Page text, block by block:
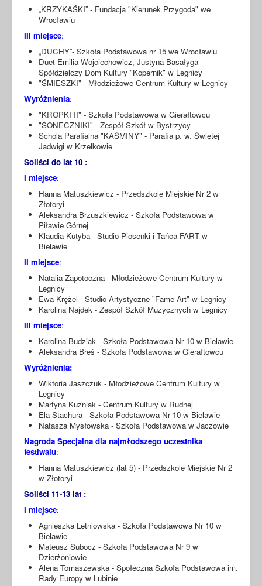
„KRZYKAŚKI” - Fundacja "Kierunek Przygoda" we
Wrocławiu
III miejsce:
„DUCHY”- Szkoła Podstawowa nr 15 we Wrocławiu
Duet Emilia Wojciechowicz, Justyna Basałyga -
Spółdzielczy Dom Kultury "Kopernik" w Legnicy
"ŚMIESZKI" - Młodzieżowe Centrum Kultury w Legnicy
Wyróżnienia:
"KROPKI II" - Szkoła Podstawowa w Gierałtowcu
"SONECZNIKI" - Zespół Szkół w Bystrzycy
Schola Parafialna "KAŚMINY" - Parafia p. w. Świętej
Jadwigi w Krzelkowie
Soliści do lat 10 :
I miejsce:
Hanna Matuszkiewicz - Przedszkole Miejskie Nr 2 w
Złotoryi
Aleksandra Brzuszkiewicz - Szkoła Podstawowa w
Piławie Górnej
Klaudia Kutyba - Studio Piosenki i Tańca FART w
Bielawie
II miejsce:
Natalia Zapotoczna - Młodzieżowe Centrum Kultury w
Legnicy
Ewa Krężel - Studio Artystyczne "Fame Art" w Legnicy
Karolina Najdek - Zespół Szkół Muzycznych w Legnicy
III miejsce:
Karolina Budziak - Szkoła Podstawowa Nr 10 w Bielawie
Aleksandra Breś - Szkoła Podstawowa w Gierałtowcu
Wyróżnienia:
Wiktoria Jaszczuk - Młodzieżowe Centrum Kultury w
Legnicy
Martyna Kuzniak - Centrum Kultury w Rudnej
Ela Stachura - Szkoła Podstawowa Nr 10 w Bielawie
Natasza Mysłowska - Szkoła Podstawowa w Jaczowie
Nagroda Specjalna dla najmłodszego uczestnika
festiwalu:
Hanna Matuszkiewicz (lat 5) - Przedszkole Miejskie Nr 2
w Złotoryi
Soliści 11-13 lat :
I miejsce:
Agnieszka Letniowska - Szkoła Podstawowa Nr 10 w
Bielawie
Mateusz Subocz - Szkoła Podstawowa Nr 9 w
Dzierżoniowie
Alena Tomaszewska - Społeczna Szkoła Podstawowa im.
Rady Europy w Lubinie